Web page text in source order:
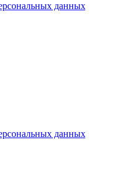
данных
данных